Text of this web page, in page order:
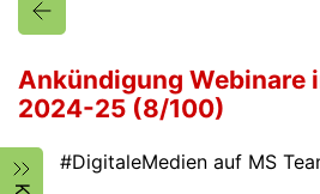
Ankündigung Webinare
2024-25 (8/100)
#DigitaleMedien auf MS